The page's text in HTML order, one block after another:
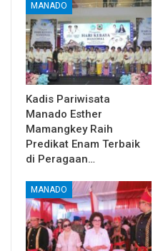
MANADO
Kadis Pariwisata
Manado Esther
Mamangkey Raih
Predikat Enam Terbaik
di Peragaan…
MANADO